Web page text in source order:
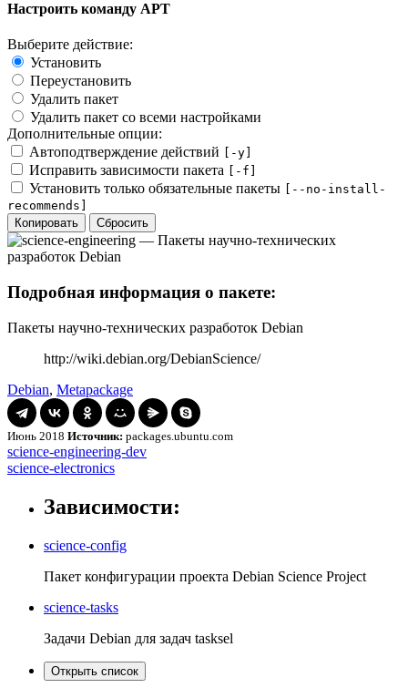
Настроить команду APT
Выберите действие:
Установить
Переустановить
Удалить пакет
Удалить пакет со всеми настройками
Дополнительные опции:
Автоподтверждение действий
[-y]
Исправить зависимости пакета [-f]
Установить только обязательные пакеты
[--no-install-
recommends]
Копировать
Сбросить
Подробная информация о пакете:
Пакеты научно-технических разработок Debian
http://wiki.debian.org/DebianScience/
Debian, Metapackage
Июнь 2018 Источник: packages.ubuntu.com
Навигация
по
записям
science-
engineering-
science-engineering-dev
science-
science-electronics
Зависимости:
science-config
Пакет конфигурации проекта Debian Science Project
science-tasks
Задачи Debian для задач tasksel
Открыть список